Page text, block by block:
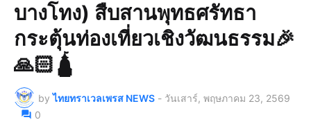
บางโทง) สืบสานพุทธศรัทธา
กระตุ้นท่องเที่ยวเชิงวัฒนธรรม🎉
🙏🏻🛕
by ไทยทราเวลเพรส NEWS - วันเสาร์, พฤษภาคม 23, 2569
0